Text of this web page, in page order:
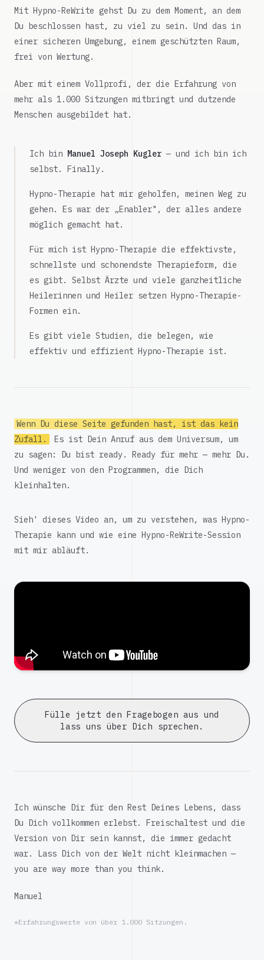
Mit Hypno-ReWrite gehst Du zu dem Moment, an dem
Du beschlossen hast, zu viel zu sein. Und das in
einer sicheren Umgebung, einem geschützten Raum,
frei von Wertung.
Aber mit einem Vollprofi, der die Erfahrung von
mehr als 1.000 Sitzungen mitbringt und dutzende
Menschen ausgebildet hat.
Ich bin Manuel Joseph Kugler — und ich bin ich
selbst. Finally.
Hypno-Therapie hat mir geholfen, meinen Weg zu
gehen. Es war der „Enabler", der alles andere
möglich gemacht hat.
Für mich ist Hypno-Therapie die effektivste,
schnellste und schonendste Therapieform, die
es gibt. Selbst Ärzte und viele ganzheitliche
Heilerinnen und Heiler setzen Hypno-Therapie-
Formen ein.
Es gibt viele Studien, die belegen, wie
effektiv und effizient Hypno-Therapie ist.
Wenn Du diese Seite gefunden hast, ist das kein
Zufall.
Es ist Dein Anruf aus dem Universum, um
zu sagen: Du bist ready. Ready für mehr — mehr Du.
Und weniger von den Programmen, die Dich
kleinhalten.
Sieh' dieses Video an, um zu verstehen, was Hypno-
Therapie kann und wie eine Hypno-ReWrite-Session
mit mir abläuft.
Fülle jetzt den Fragebogen aus und
lass uns über Dich sprechen.
Ich wünsche Dir für den Rest Deines Lebens, dass
Du Dich vollkommen erlebst. Freischaltest und die
Version von Dir sein kannst, die immer gedacht
war. Lass Dich von der Welt nicht kleinmachen —
you are way more than you think.
Manuel
*Erfahrungswerte von über 1.000 Sitzungen.